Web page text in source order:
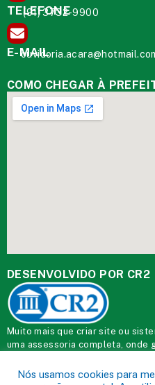
TELEFONE
(91) 3732-9900
E-MAIL
COMO CHEGAR À
DESENVOLVIDO POR CR2
Muito mais quecriar site ou
uma assessoria completa, onde
atendidas.
Nós usamos cookies para